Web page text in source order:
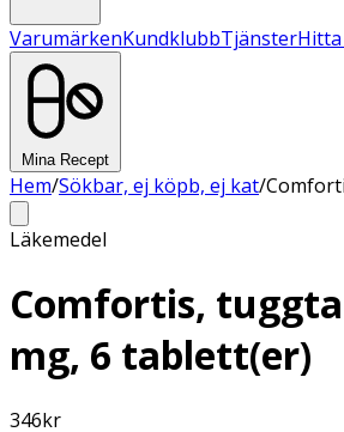
VarumärkenKundklubbTjänster
Mina Recept
Hem/Sökbar, ej köpb, ej kat/
Läkemedel
Comfortis,
mg, 6 tablett(er)
346kr